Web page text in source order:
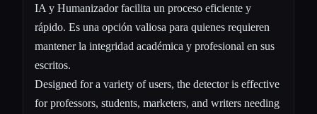
IA y Humanizador facilita un proceso eficiente y
rápido. Es una opción valiosa para quienes requieren
mantener la integridad académica y profesional en sus
escritos.
Designed for a variety of users, the detector is effective
for professors, students, marketers, and writers needing